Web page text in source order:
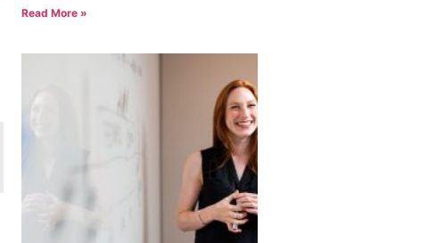
Read More »